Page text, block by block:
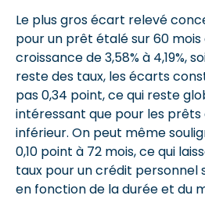
Le plus gros écart relevé
pour un prêt étalé sur 60
croissance de 3,58% à 4,19%,
reste des taux, les écarts
pas 0,34 point, ce qui reste
intéressant que pour les prêts
inférieur. On peut même
0,10 point à 72 mois, ce qui
taux pour un crédit
en fonction de la durée et du